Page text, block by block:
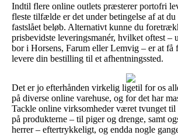
Indtil flere online outlets præsterer portofri
fleste tilfælde er det under betingelse af at
fastslået beløb. Alternativt kunne du
prisbevidste leveringsmanér, hvilket oftest –
bor i Horsens, Farum eller Lemvig – er at få
levere din bestilling til et afhentningssted.
Det er jo efterhånden virkelig ligetil for os
på diverse online varehuse, og for det har
Tackle online virksomheder været tvunget til
på produkterne – til piger og drenge, samt
herrer – eftertrykkeligt, og endda nogle